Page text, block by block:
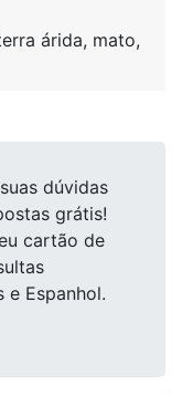
árida, mato,
dúvidas
grátis!
cartão de
e Espanhol.